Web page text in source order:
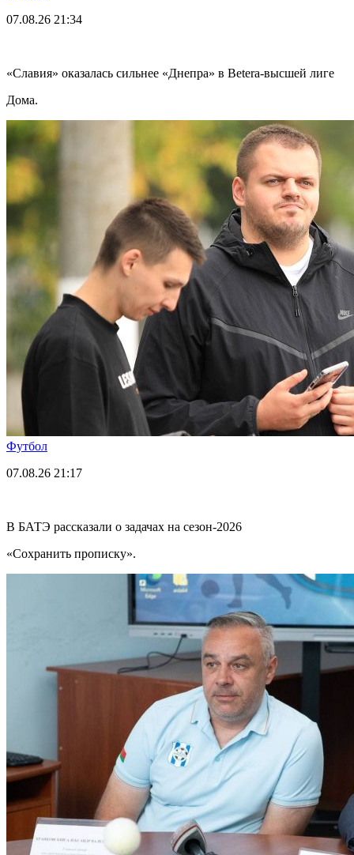
07.08.26 21:34
«Славия» оказалась сильнее «Днепра» в Betera-высшей лиге
Дома.
Футбол
07.08.26 21:17
В БАТЭ рассказали о задачах на сезон-2026
«Сохранить прописку».